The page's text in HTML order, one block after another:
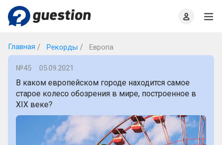
Главная Рекорды Европа
№45 05.09.2021
В каком европейском городе находится самое
старое колесо обозрения в мире, построенное в
XIX веке?